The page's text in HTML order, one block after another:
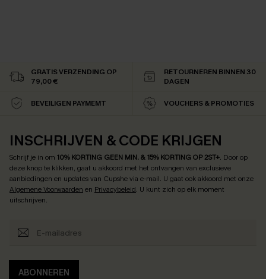
GRATIS VERZENDING OP
79,00 €
RETOURNEREN BINNEN 30
DAGEN
BEVEILIGEN PAYMEMT VOUCHERS & PROMOTIES
INSCHRIJVEN & CODE KRIJGEN
Schrijf je in om 10% KORTING GEEN MIN. & 15% KORTING OP 2ST+. Door op
deze knop te klikken, gaat u akkoord met het ontvangen van exclusieve
aanbiedingen en updates van Cupshe via e-mail. U gaat ook akkoord met onze
Algemene Voorwaarden en Privacybeleid. U kunt zich op elk moment
uitschrijven.
ABONNEREN